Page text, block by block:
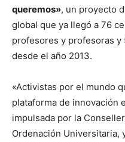
queremos», un proyecto
global que ya llegó a 76
profesores y profesoras y
desde el año 2013.
«Activistas por el mundo
plataforma de innovación
impulsada por la
Ordenación Universitaria,